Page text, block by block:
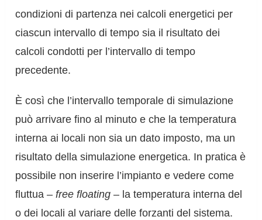
condizioni di partenza nei calcoli energetici per
ciascun intervallo di tempo sia il risultato dei
calcoli condotti per l’intervallo di tempo
precedente.
È così che l’intervallo temporale di simulazione
può arrivare fino al minuto e che la temperatura
interna ai locali non sia un dato imposto, ma un
risultato della simulazione energetica. In pratica è
possibile non inserire l’impianto e vedere come
fluttua –free floating – la temperatura interna del
o dei locali al variare delle forzanti del sistema.